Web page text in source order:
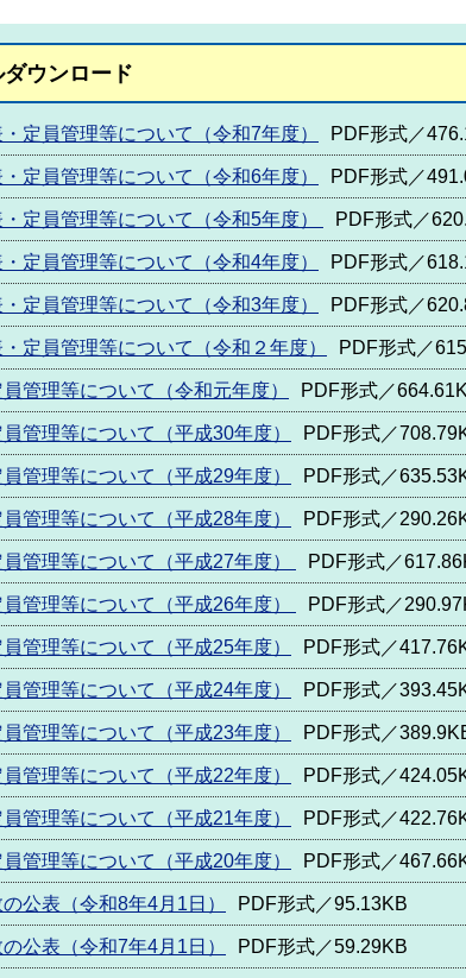
ウンロード
定員管理等について（令和7年度） PDF形式／
定員管理等について（令和6年度） PDF形式／
定員管理等について（令和5年度） PDF形式／
定員管理等について（令和4年度） PDF形式／
定員管理等について（令和3年度） PDF形式／
定員管理等について（令和２年度） PDF形式／
管理等について（令和元年度） PDF形式／
管理等について（平成30年度） PDF形式／
管理等について（平成29年度） PDF形式／
管理等について（平成28年度） PDF形式／
管理等について（平成27年度） PDF形式／
管理等について（平成26年度） PDF形式／
管理等について（平成25年度） PDF形式／
管理等について（平成24年度） PDF形式／
管理等について（平成23年度） PDF形式／
管理等について（平成22年度） PDF形式／
管理等について（平成21年度） PDF形式／
管理等について（平成20年度） PDF形式／
公表（令和8年4月1日） PDF形式／95.13KB
公表（令和7年4月1日） PDF形式／59.29KB